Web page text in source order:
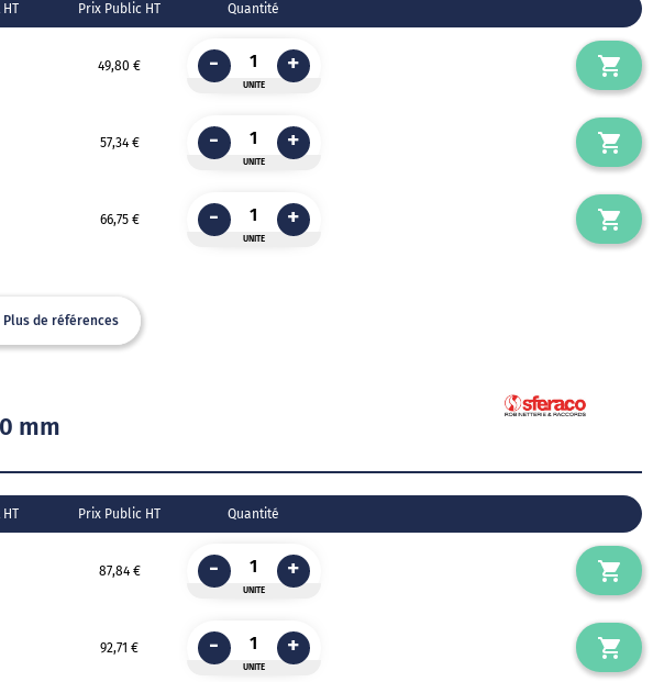
Prix Public HT Quantité
49,80 €
UNITE
- +
57,34 €
UNITE
- +
66,75 €
UNITE
- +
Plus de références
mm
Prix Public HT Quantité
87,84 €
UNITE
- +
92,71 €
UNITE
- +